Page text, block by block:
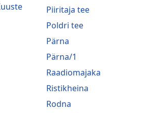
Piiritaja tee
Poldri tee
Pärna
Pärna/1
Raadiomajaka
Ristikheina
Rodna